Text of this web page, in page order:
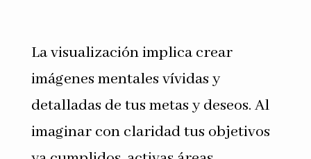
La visualización implica crear
imágenes mentales vívidas y
detalladas de tus metas y deseos. Al
imaginar con claridad tus objetivos